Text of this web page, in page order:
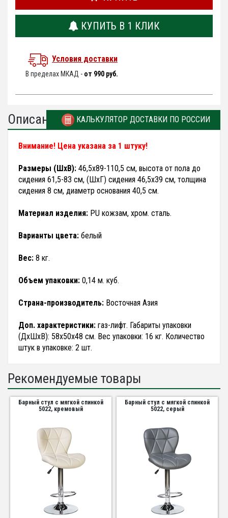
КУПИТЬ В 1 КЛИК
Условия доставки
В пределах МКАД - от 990 руб.
Описание КАЛЬКУЛЯТОР ДОСТАВКИ ПО РОССИИ
Внимание! Цена указана за 1 штуку!
Размеры (ШхВ): 46,5х89-110,5 см, высота от пола до
сидения 61,5-83 см, (ШхГ) сидения 46,5х39 см, толщина
сидения 8 см, диаметр основания 40,5 см.
Материал изделия: PU кожзам, хром. сталь.
Варианты цвета: белый
Вес: 8 кг.
Объем упаковки: 0,14 м. куб.
Страна-производитель: Восточная Азия
Доп. характеристики: газ-лифт. Габариты упаковки
(ДхШхВ): 58х50х48 см. Вес упаковки: 16 кг. Количество
штук в упаковке: 2 шт.
Рекомендуемые товары
Барный стул с мягкой спинкой
5022, кремовый
Барный стул с мягкой спинкой
5022, серый